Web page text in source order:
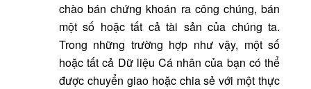
chào bán chứng khoán ra công chúng, bán
một số hoặc tất cả tài sản của chúng ta.
Trong những trường hợp như vậy, một số
hoặc tất cả Dữ liệu Cá nhân của bạn có thể
được chuyển giao hoặc chia sẻ với một thực